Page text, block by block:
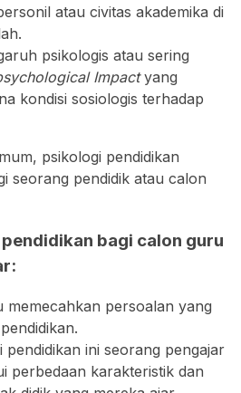
atau civitas akademika di
psikologis atau sering
Impactyang
kondisi sosiologis terhadap
psikologi pendidikan
seorang pendidik atau calon
bagi calon guru
memecahkan persoalan yang
pendidikan ini seorang pengajar
perbedaan karakteristik dan